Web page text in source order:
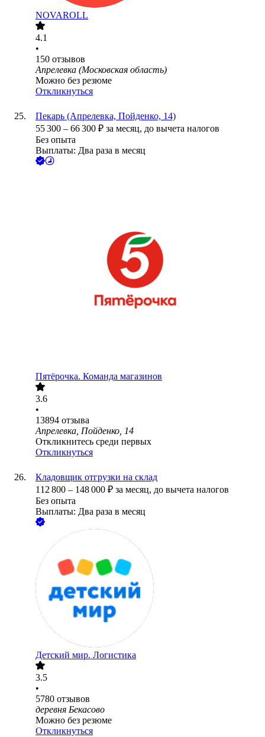
NOVAROLL
4.1
•
150 отзывов
Апрелевка (Московская область)
Можно без резюме
Откликнуться
Пекарь (Апрелевка, Пойденко, 14)
55 300 – 66 300 ₽ за месяц, до вычета налогов
Без опыта
Выплаты: Два раза в месяц
Пятёрочка. Команда магазинов
3.6
•
13894 отзыва
Апрелевка, Пойденко, 14
Откликнитесь среди первых
Откликнуться
Кладовщик отгрузки на склад
112 800 – 148 000 ₽ за месяц, до вычета налогов
Без опыта
Выплаты: Два раза в месяц
Детский мир. Логистика
3.5
•
5780 отзывов
деревня Бекасово
Можно без резюме
Откликнуться